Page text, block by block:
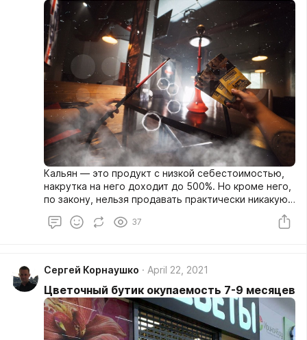
Кальян — это продукт с низкой себестоимостью,
накрутка на него доходит до 500%. Но кроме него,
по закону, нельзя продавать практически никакую
небольшой. Поэтому важный показатель — оборот
37
Сергей Корнаушко April 22, 2021
Цветочный бутик окупаемость 7-9 месяцев